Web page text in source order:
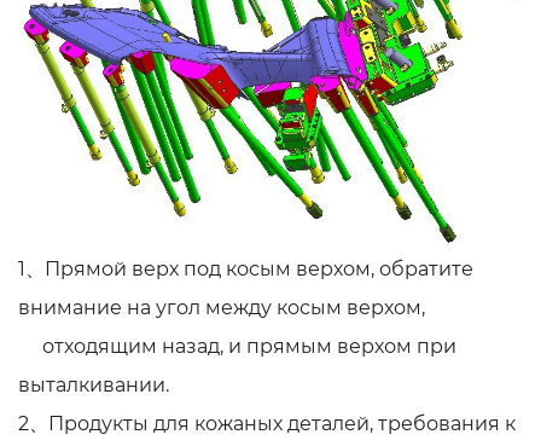
1、Прямой верх под косым верхом, обратите
внимание на угол между косым верхом,
отходящим назад, и прямым верхом при
выталкивании.
2、Продукты для кожаных деталей, требования к